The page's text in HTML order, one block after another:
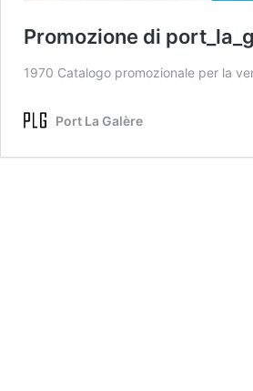
Promozione di
1970 Catalogo promozionale per la
Port La Galère